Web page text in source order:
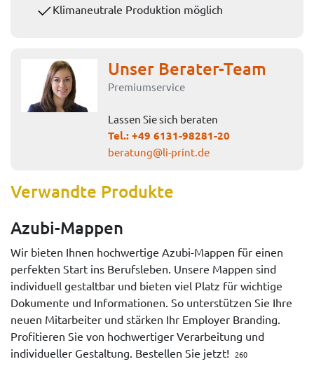
Klimaneutrale Produktion möglich
Unser Berater-Team
Premiumservice
Lassen Sie sich beraten
Tel.:+49 6131-98281-20
beratung@li-print.de
Verwandte Produkte
Azubi-Mappen
Wir bieten Ihnen hochwertige Azubi-Mappen für einen
perfekten Start ins Berufsleben. Unsere Mappen sind
individuell gestaltbar und bieten viel Platz für wichtige
Dokumente und Informationen. So unterstützen Sie Ihre
neuen Mitarbeiter und stärken Ihr Employer Branding.
Profitieren Sie von hochwertiger Verarbeitung und
individueller Gestaltung. Bestellen Sie jetzt! 260